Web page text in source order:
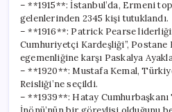
– **1915**: İstanbul’da, Ermeni
gelenlerinden 2345 kişi tutuklandı.
– **1916**: Patrick Pearse
Cumhuriyetçi Kardeşliği”, Postane
egemenliğine karşı Paskalya
– **1920**: Mustafa Kemal,
Reisliği’ne seçildi.
– **1939**: Hatay